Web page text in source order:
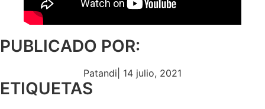
PUBLICADO POR:
Patandi 14 julio, 2021
ETIQUETAS